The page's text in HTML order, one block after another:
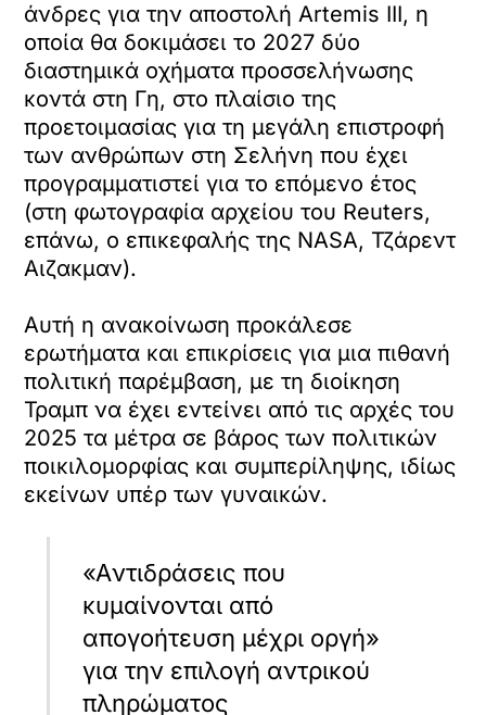
άνδρες για την αποστολή Artemis III, η
οποία θα δοκιμάσει το 2027 δύο
διαστημικά οχήματα προσσελήνωσης
κοντά στη Γη, στο πλαίσιο της
προετοιμασίας για τη μεγάλη επιστροφή
των ανθρώπων στη Σελήνη που έχει
προγραμματιστεί για το επόμενο έτος
(στη φωτογραφία αρχείου του Reuters,
επάνω, ο επικεφαλής της NASA, Τζάρεντ
Αιζακμαν).
Αυτή η ανακοίνωση προκάλεσε
ερωτήματα και επικρίσεις για μια πιθανή
πολιτική παρέμβαση, με τη διοίκηση
Τραμπ να έχει εντείνει από τις αρχές του
2025 τα μέτρα σε βάρος των πολιτικών
ποικιλομορφίας και συμπερίληψης, ιδίως
εκείνων υπέρ των γυναικών.
«Aντιδράσεις που
κυμαίνονται από
απογοήτευση μέχρι οργή»
για την επιλογή αντρικού
πληρώματος